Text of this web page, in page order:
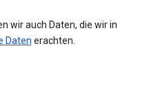
wir auch Daten, die wir in
Daten erachten.